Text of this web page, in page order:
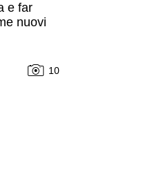
e far
nuovi
10